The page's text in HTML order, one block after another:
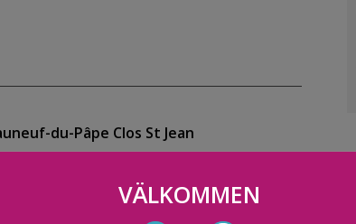
du-Pâpe Clos St Jean
VÄLKOMMEN